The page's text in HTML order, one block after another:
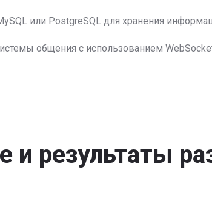
или PostgreSQL для хранения
общения с использованием
и результаты